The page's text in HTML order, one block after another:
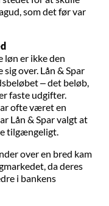
som det før var
løn er ikke den
over. Lån & Spar
– det beløb,
faste udgifter.
ofte været en
Lån & Spar valgt at
tilgængeligt.
over en bred kam
da deres
i bankens